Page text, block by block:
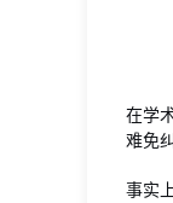
在学
难免
事实